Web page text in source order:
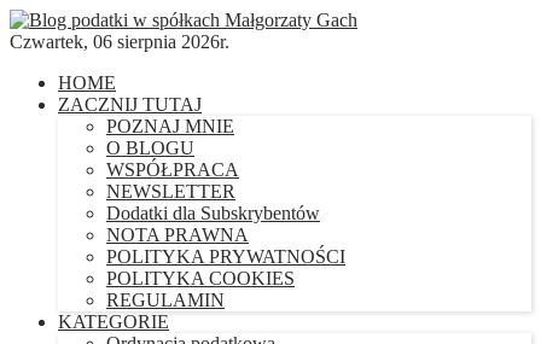
Czwartek, 06 sierpnia 2026r.
HOME
ZACZNIJ TUTAJ
POZNAJ MNIE
O BLOGU
WSPÓŁPRACA
NEWSLETTER
Dodatki dla Subskrybentów
NOTA PRAWNA
POLITYKA PRYWATNOŚCI
POLITYKA COOKIES
REGULAMIN
KATEGORIE